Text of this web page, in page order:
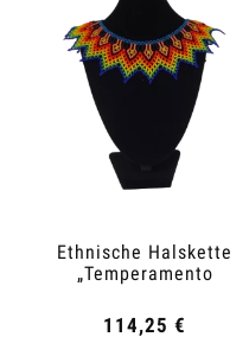
Ethnische Halskette
„Temperamento
Kolumbien
114,25 €